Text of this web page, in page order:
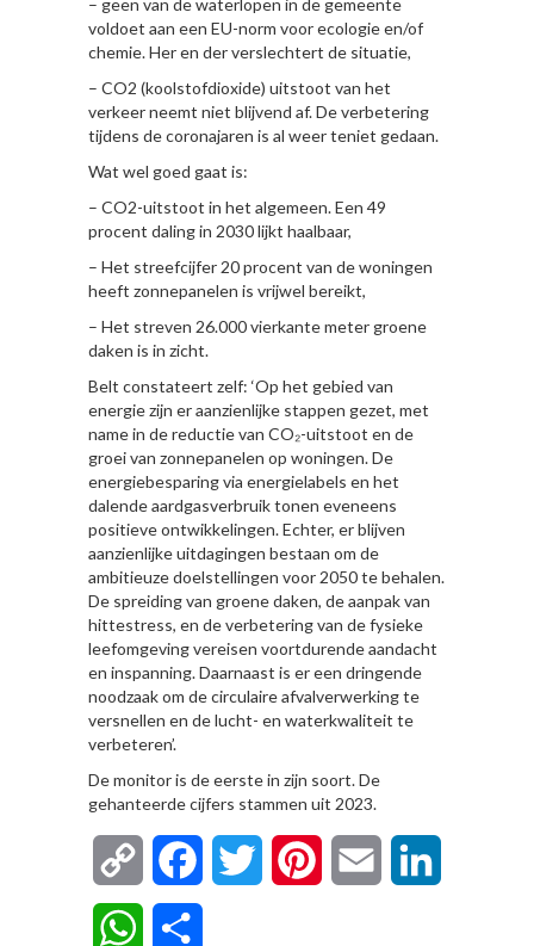
– geen van de waterlopen in de gemeente
voldoet aan een EU-norm voor ecologie en/of
chemie. Her en der verslechtert de situatie,
– CO2 (koolstofdioxide) uitstoot van het
verkeer neemt niet blijvend af. De verbetering
tijdens de coronajaren is al weer teniet gedaan.
Wat wel goed gaat is:
– CO2-uitstoot in het algemeen. Een 49
procent daling in 2030 lijkt haalbaar,
– Het streefcijfer 20 procent van de woningen
heeft zonnepanelen is vrijwel bereikt,
– Het streven 26.000 vierkante meter groene
daken is in zicht.
Belt constateert zelf: ‘Op het gebied van
energie zijn er aanzienlijke stappen gezet, met
name in de reductie van CO₂-uitstoot en de
groei van zonnepanelen op woningen. De
energiebesparing via energielabels en het
dalende aardgasverbruik tonen eveneens
positieve ontwikkelingen. Echter, er blijven
aanzienlijke uitdagingen bestaan om de
ambitieuze doelstellingen voor 2050 te behalen.
De spreiding van groene daken, de aanpak van
hittestress, en de verbetering van de fysieke
leefomgeving vereisen voortdurende aandacht
en inspanning. Daarnaast is er een dringende
noodzaak om de circulaire afvalverwerking te
versnellen en de lucht- en waterkwaliteit te
verbeteren’.
De monitor is de eerste in zijn soort. De
gehanteerde cijfers stammen uit 2023.
Copy
Link
FacebookTwitter Pinterest Email
WhatsApp